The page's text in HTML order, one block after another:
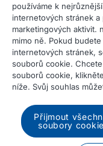
© 2026
Všeobecné
používáme k
internetových stránek
marketingových aktivit.
mimo ně. Pokud
internetových stránek,
souborů cookie.
souborů cookie,
níže. Svůj souhlas
Přijmout
soubory